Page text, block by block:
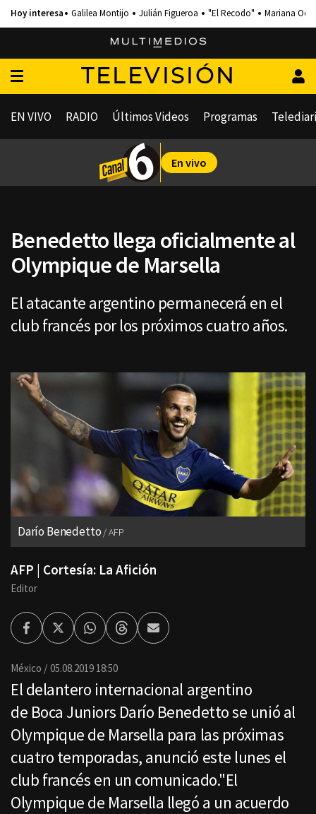
Galilea Montijo Julián Figueroa "El Recodo" Mariana
TELEVISIÓN
EN VIVO RADIO Últimos Videos Programas
En vivo
Benedetto llega oficialmente al
Olympique de Marsella
El atacante argentino permanecerá en el
club francés por los próximos cuatro años.
Darío Benedetto AFP
AFP | Cortesía: La Afición
Editor
FacebookTwitterWhatsappThreadsEnviar
por
México 05.08.2019 18:50
El delantero internacional argentino
de Boca Juniors Darío Benedetto se unió al
Olympique de Marsella para las próximas
cuatro temporadas, anunció este lunes el
club francés en un comunicado."El
Olympique de Marsella llegó a un acuerdo